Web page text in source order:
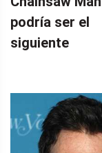
podría ser el
siguiente